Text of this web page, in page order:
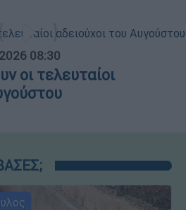
08:30
οι τελευταίοι